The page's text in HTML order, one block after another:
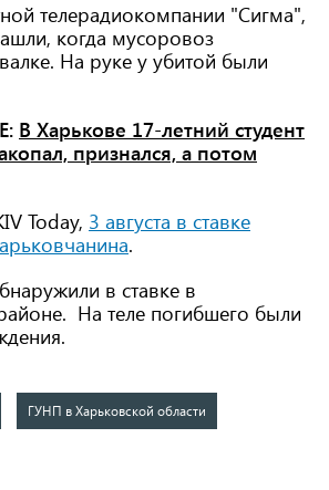
телерадиокомпании "Сигма",
когда мусоровоз
На руке у убитой были
В Харькове 17-летний студент
признался, а потом
Today, 3 августа в ставке
.
в ставке в
На теле погибшего были
ГУНП в Харьковской области